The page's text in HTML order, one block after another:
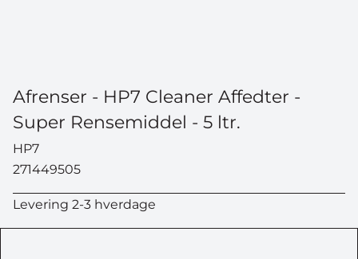
Afrenser - HP7 Cleaner Affedter -
Super Rensemiddel - 5 ltr.
HP7
271449505
Levering 2-3 hverdage